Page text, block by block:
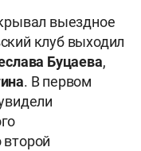
выездное
клуб выходил
Буцаева,
. В первом